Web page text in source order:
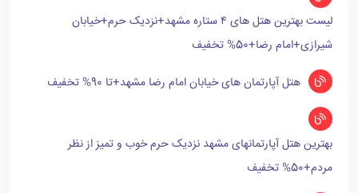
لیست بهترین هتل های ۴ ستاره مشهد+نزدیک حرم+خیابان
شیرازی+امام رضا+50% تخفیف
هتل آپارتمان های خیابان امام رضا مشهد+تا 90% تخفیف
بهترین هتل آپارتمانهای مشهد نزدیک حرم خوب و تمیز از نظر
مردم+50% تخفیف